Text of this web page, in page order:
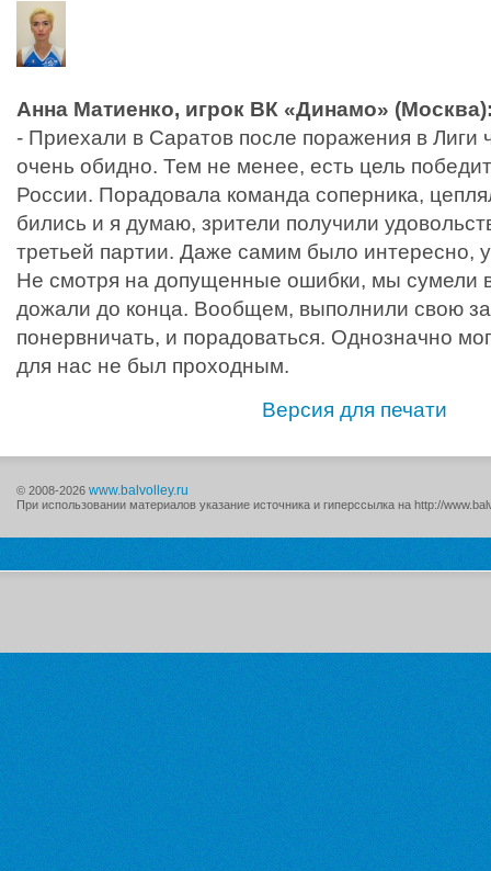
Анна Матиенко, игрок ВК «Динамо»
- Приехали в Саратов после поражения в Лиги
очень обидно. Тем не менее, есть цель
России. Порадовала команда соперника,
бились и я думаю, зрители получили
третьей партии. Даже самим было интересно,
Не смотря на допущенные ошибки, мы сумели
дожали до конца. Вообщем, выполнили свою
понервничать, и порадоваться. Однозначно
для нас не был проходным.
Версия для печати
© 2008-2026 www.balvolley.ru
При использовании материалов указание источника и гиперссылка на http://